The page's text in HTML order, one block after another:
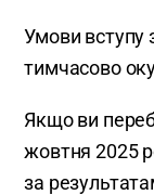
Умови вступу
тимчасово
Якщо ви
жовтня 2025
за